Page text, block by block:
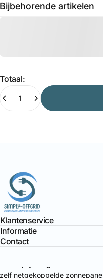
Bijbehorende artikelen
Totaal:
Hoeveelheid
Simply Offgrid
Klantenservice
Informatie
Contact
zelf netgekoppelde